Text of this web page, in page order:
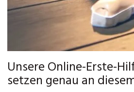
Unsere Online-Erste-
setzen genau an